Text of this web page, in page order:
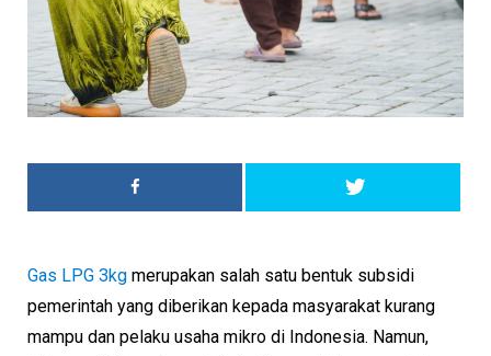
Gas LPG 3kg merupakan salah satu bentuk subsidi
pemerintah yang diberikan kepada masyarakat kurang
mampu dan pelaku usaha mikro di Indonesia. Namun,